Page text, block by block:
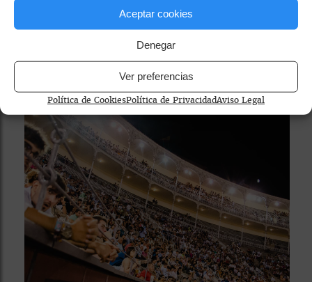
Aceptar cookies
Denegar
Ver preferencias
Política de CookiesPolítica de PrivacidadAviso Legal